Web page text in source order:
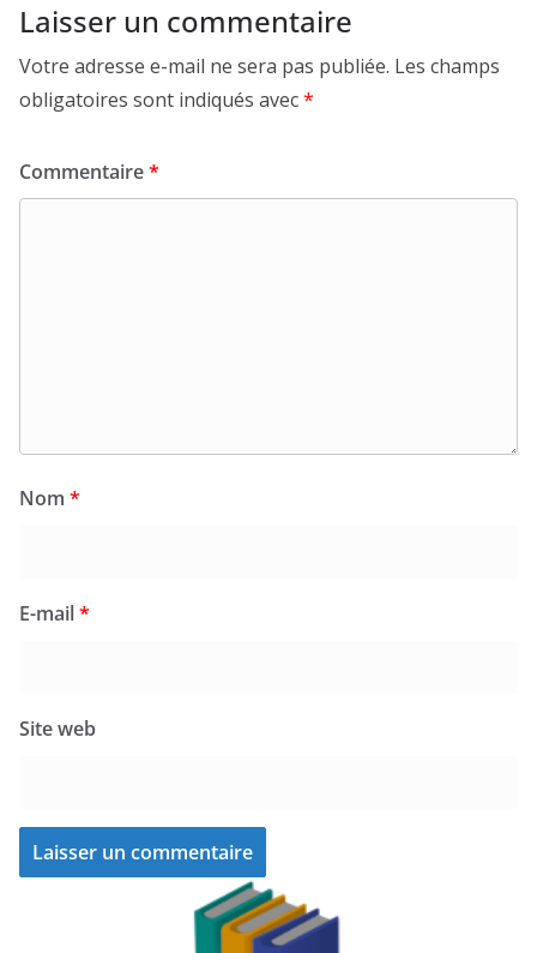
Laisser un commentaire
Votre adresse e-mail ne sera pas publiée. Les champs
obligatoires sont indiqués avec*
Commentaire*
Nom *
E-mail*
Site web